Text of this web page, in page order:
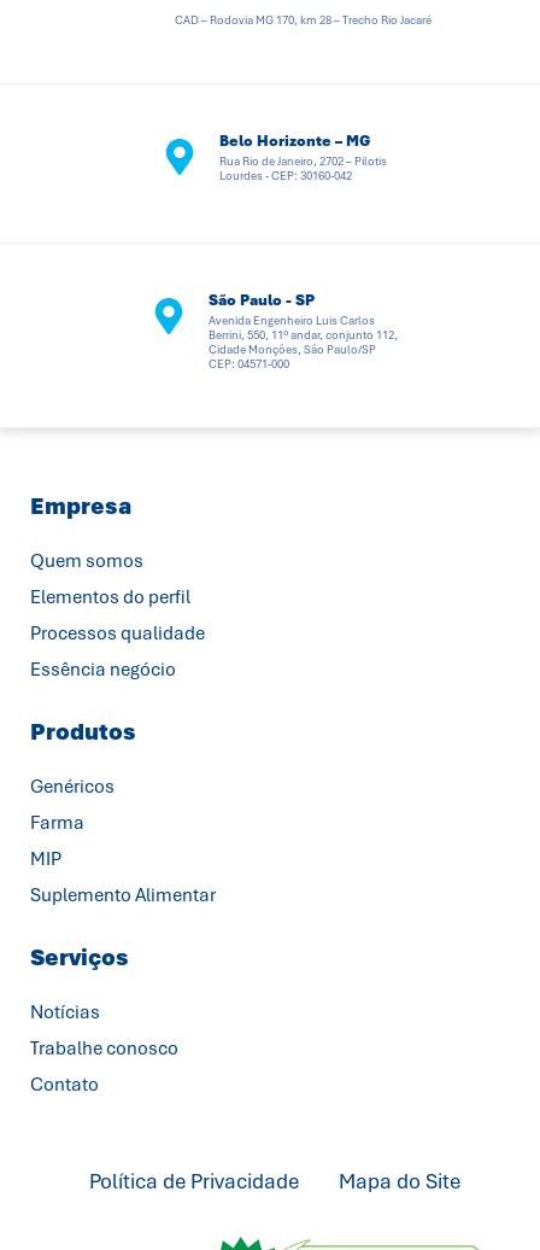
CAD – Rodovia MG 170, km 28 – Trecho Rio Jacaré
Belo Horizonte – MG
Rua Rio de Janeiro, 2702 – Pilotis
Lourdes - CEP: 30160-042
São Paulo - SP
Avenida Engenheiro Luis Carlos
Berrini, 550, 11º andar, conjunto 112,
Cidade Monções, São Paulo/SP
CEP: 04571-000
Empresa
Quem somos
Elementos do perfil
Processos qualidade
Essência negócio
Produtos
Genéricos
Farma
MIP
Suplemento Alimentar
Serviços
Notícias
Trabalhe conosco
Contato
Política de Privacidade Mapa do Site